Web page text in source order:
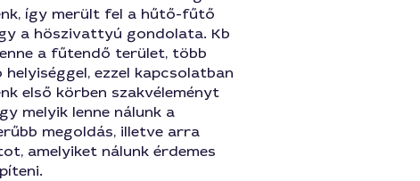
így merült fel a hűtő-fűtő
a höszivattyú gondolata. Kb
a fűtendő terület, több
helyiséggel, ezzel kapcsolatban
első körben szakvéleményt
melyik lenne nálunk a
megoldás, illetve arra
amelyiket nálunk érdemes